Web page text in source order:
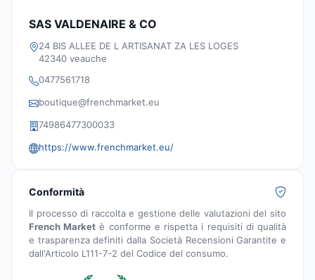
SAS VALDENAIRE & CO
24 BIS ALLEE DE L ARTISANAT ZA LES LOGES
42340 veauche
0477561718
boutique@frenchmarket.eu
74986477300033
https://www.frenchmarket.eu/
Conformità
Il processo di raccolta e gestione delle valutazioni del sito
French Market è conforme e rispetta i requisiti di qualità
e trasparenza definiti dalla Società Recensioni Garantite e
dall'Articolo L111-7-2 del Codice del consumo.